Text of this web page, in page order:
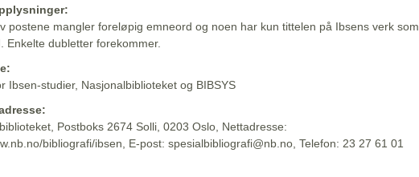
postene mangler foreløpig emneord og noen har kun tittelen på Ibsens verk som
Enkelte dubletter forekommer.
Ibsen-studier, Nasjonalbiblioteket og BIBSYS
Postboks 2674 Solli, 0203 Oslo, Nettadresse:
bibliografi/ibsen, E-post: spesialbibliografi@nb.no, Telefon: 23 27 61 01